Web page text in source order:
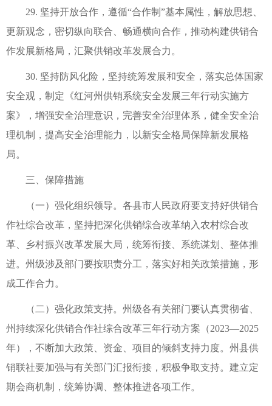
29. 坚持开放合作，遵循“合作制”基本属性，解放思想、
更新观念，密切纵向联合、畅通横向合作，推动构建供销合
作发展新格局，汇聚供销改革发展合力。
30. 坚持防风化险，坚持统筹发展和安全，落实总体国家
安全观，制定《红河州供销系统安全发展三年行动实施方
案》，增强安全治理意识，完善安全治理体系，健全安全治
理机制，提高安全治理能力，以新安全格局保障新发展格
局。
三、保障措施
（一）强化组织领导。各县市人民政府要支持好供销合
作社综合改革，坚持把深化供销综合改革纳入农村综合改
革、乡村振兴改革发展大局，统筹衔接、系统谋划、整体推
进。州级涉及部门要按职责分工，落实好相关政策措施，形
成工作合力。
（二）强化政策支持。州级各有关部门要认真贯彻省、
州持续深化供销合作社综合改革三年行动方案（2023—2025
年），不断加大政策、资金、项目的倾斜支持力度。州县供
销联社要加强与有关部门汇报衔接，积极争取支持。建立定
期会商机制，统筹协调、整体推进各项工作。